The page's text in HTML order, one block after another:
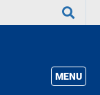
MENU